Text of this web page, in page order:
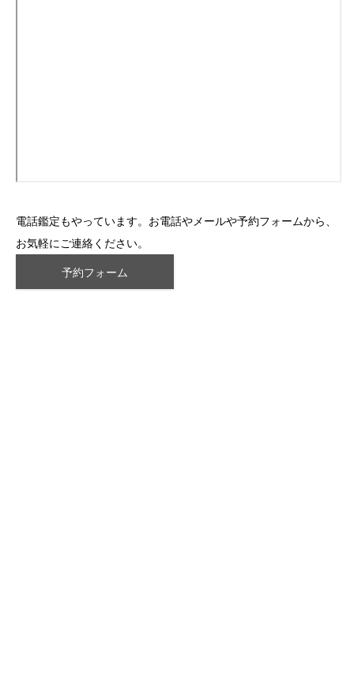
電話鑑定もやっています。お電話やメールや予約フォームから、
お気軽にご連絡ください。
予約フォーム